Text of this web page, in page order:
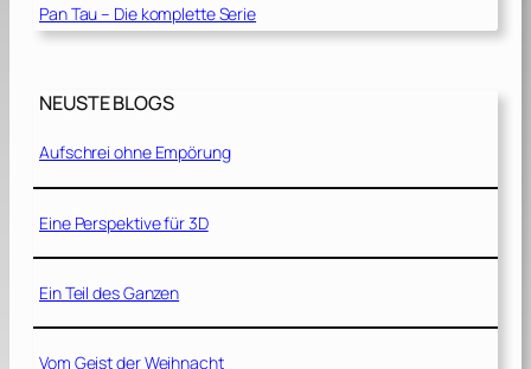
Pan Tau – Die komplette Serie
NEUSTE BLOGS
Aufschrei ohne Empörung
Eine Perspektive für 3D
Ein Teil des Ganzen
Vom Geist der Weihnacht